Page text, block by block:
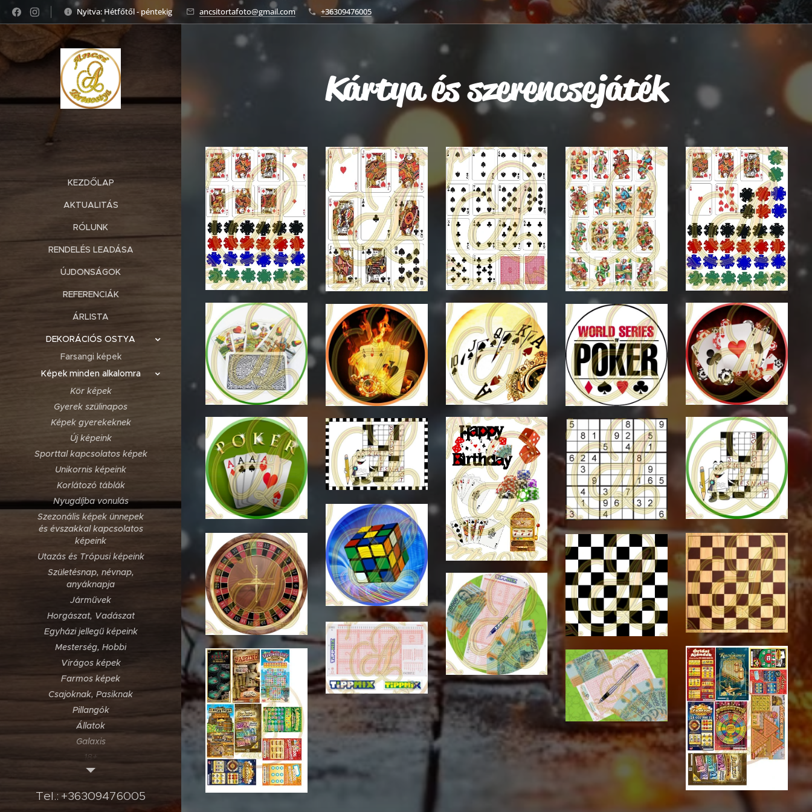
Nyitva: Hétfőtől - péntekig ancsitortafoto@gmail.com +36309476005
KEZDŐLAP
AKTUALITÁS
RÓLUNK
RENDELÉS LEADÁSA
ÚJDONSÁGOK
REFERENCIÁK
ÁRLISTA
DEKORÁCIÓS OSTYA
Farsangi képek
Képek minden alkalomra
Kör képek
Gyerek szülinapos
Képek gyerekeknek
Új képeink
Sporttal kapcsolatos képek
Unikornis képeink
Korlátozó táblák
Nyugdíjba vonulás
Szezonális képek ünnepek
és évszakkal kapcsolatos
képeink
Utazás és Trópusi képeink
Születésnap, névnap,
anyáknapja
Járművek
Horgászat, Vadászat
Egyházi jellegű képeink
Mesterség, Hobbi
Virágos képek
Farmos képek
Csajoknak, Pasiknak
Pillangók
Állatok
Galaxis
18+
Kártya és szerencsejáték
Kártya és szerencsejáték
Tel.: +36309476005